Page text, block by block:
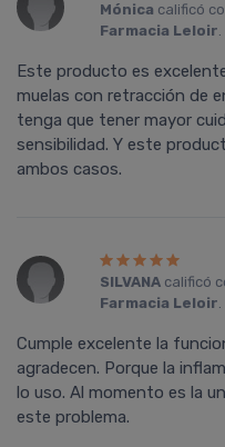
Mónica calificó
Farmacia Leloir.
Este producto es
muelas con retracción de
tenga que tener mayor
sensibilidad. Y este
ambos casos.
SILVANAcalificó
Farmacia Leloir.
Cumple excelente la
agradecen. Porque la
lo uso. Al momento es la
este problema.